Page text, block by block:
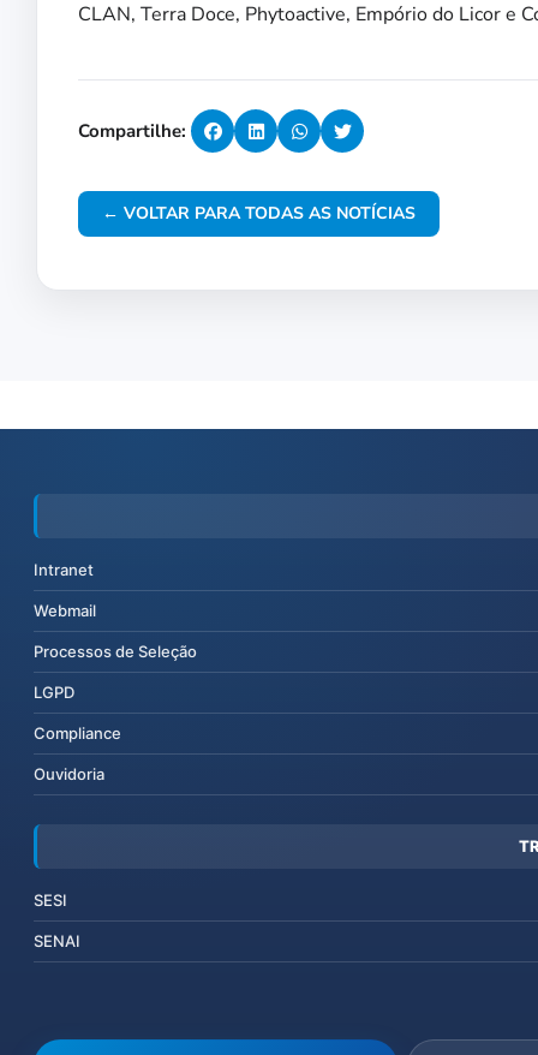
CLAN, Terra Doce, Phytoactive, Empório do Licor e
Compartilhe:
← VOLTAR PARA TODAS AS NOTÍCIAS
Intranet
Webmail
Processos de Seleção
LGPD
Compliance
Ouvidoria
SESI
SENAI